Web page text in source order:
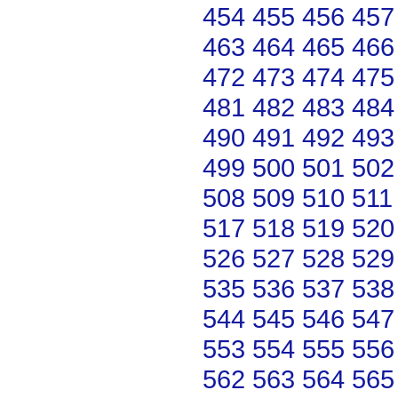
454 455 456 457
463 464 465 466
472 473 474 475
481 482 483 484
490 491 492 493
499 500 501 502
508 509 510 511
517 518 519 520
526 527 528 529
535 536 537 538
544 545 546 547
553 554 555 556
562 563 564 565